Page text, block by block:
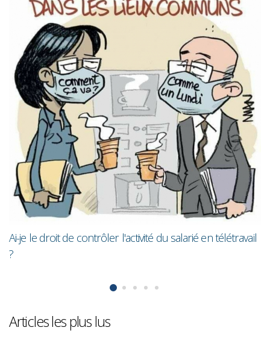
du salarié en télétravail
Les femmes gagnent toujours en
moins que les hommes
Articles les plus lus